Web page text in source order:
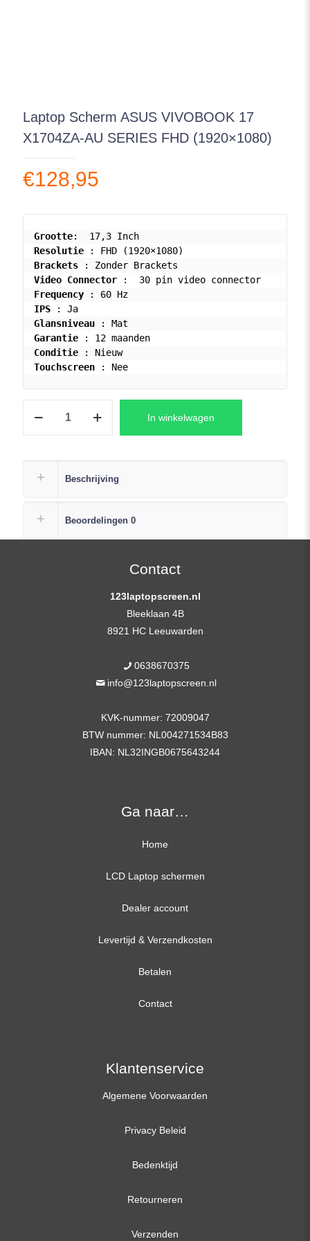
Laptop Scherm ASUS VIVOBOOK 17
X1704ZA-AU SERIES FHD (1920×1080)
€128,95
Grootte
Resolutie
Brackets
Video Connector
Frequency
IPS
Glansniveau
Garantie
Conditie
Touchscreen : Nee
VIVOBOOK
In winkelwagen
Beschrijving
Beoordelingen 0
Contact
123laptopscreen.nl
Bleeklaan 4B
8921 HC Leeuwarden
0638670375
info@123laptopscreen.nl
KVK-nummer: 72009047
BTW nummer: NL004271534B83
IBAN: NL32INGB0675643244
Ga naar…
Home
LCD Laptop schermen
13,3 inch
14,0 inch
15,6 inch
17,3 inch
Dealer account
Levertijd & Verzendkosten
Betalen
Contact
Klantenservice
Algemene Voorwaarden
Privacy Beleid
Bedenktijd
Retourneren
Verzenden